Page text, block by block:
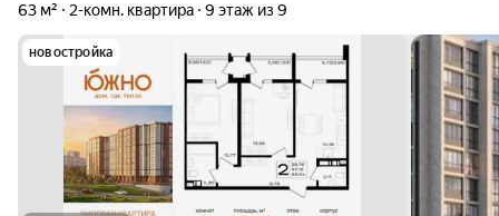
63 м²
2-комн. квартира 9 этаж из 9
новостройка